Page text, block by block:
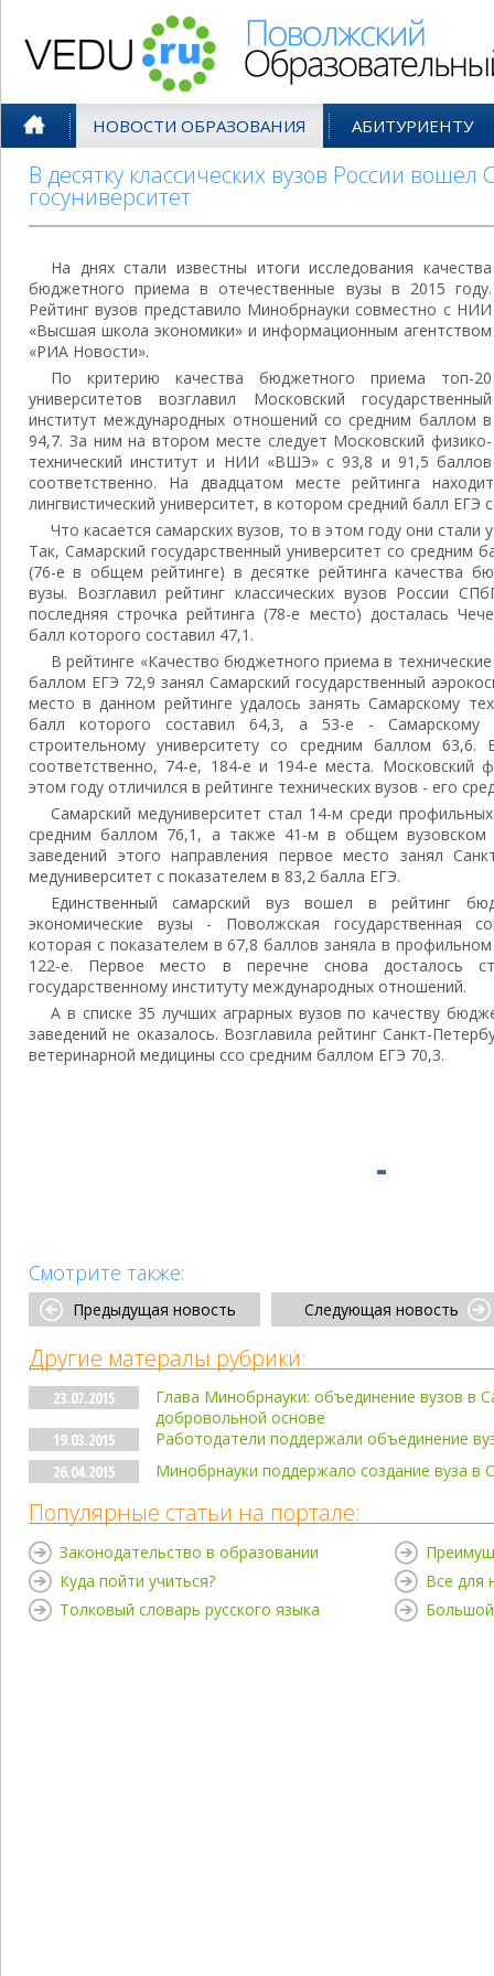
НОВОСТИ ОБРАЗОВАНИЯ АБИТУРИЕНТУ
В десятку классических вузов России вошел
госуниверситет
На днях стали известны итоги исследования качества
бюджетного приема в отечественные вузы в 2015 году.
Рейтинг вузов представило Минобрнауки совместно с НИИ
«Высшая школа экономики» и информационным агентством
«РИА Новости».
По критерию качества бюджетного приема топ-20
университетов возглавил Московский государственный
институт международных отношений со средним баллом в
94,7. За ним на втором месте следует Московский физико-
технический институт и НИИ «ВШЭ» с 93,8 и 91,5 баллов
соответственно. На двадцатом месте рейтинга
лингвистический университет, в котором средний балл ЕГЭ
Что касается самарских вузов, то в этом году они стали
Так, Самарский государственный университет со средним
(76-е в общем рейтинге) в десятке рейтинга качества
вузы. Возглавил рейтинг классических вузов России
последняя строчка рейтинга (78-е место) досталась
балл которого составил 47,1.
В рейтинге «Качество бюджетного приема в
баллом ЕГЭ 72,9 занял Самарский государственный
место в данном рейтинге удалось занять Самарскому
балл которого составил 64,3, а 53-е - Самарскому
строительному университету со средним баллом
соответственно, 74-е, 184-е и 194-е места. Московский
этом году отличился в рейтинге технических вузов - его
Самарский медуниверситет стал 14-м среди
средним баллом 76,1, а также 41-м в общем вузовском
заведений этого направления первое место занял
медуниверситет с показателем в 83,2 балла ЕГЭ.
Единственный самарский вуз вошел в рейтинг
экономические вузы - Поволжская государственная
которая с показателем в 67,8 баллов заняла в
122-е. Первое место в перечне снова досталось
государственному институту международных отношений.
А в списке 35 лучших аграрных вузов по качеству
заведений не оказалось. Возглавила рейтинг Санкт-
ветеринарной медицины ссо средним баллом ЕГЭ 70,3.
Смотрите также:
Предыдущая новость Следующая новость
Другие матералы рубрики:
23.07.2015
Глава Минобрнауки: объединение вузов в
добровольной основе
19.03.2015
Работодатели поддержали объединение
26.04.2015
Минобрнауки поддержало создание вуза в
Популярные статьи на портале:
Законодательство в образовании
Куда пойти учиться?
Толковый словарь русского языка
Все для
Большой